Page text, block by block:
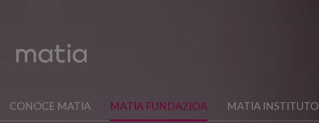
CONOCE MATIA MATIA FUNDAZIOA MATIA INSTITUTO